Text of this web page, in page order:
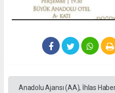
Anadolu Ajansı (AA), İhlas